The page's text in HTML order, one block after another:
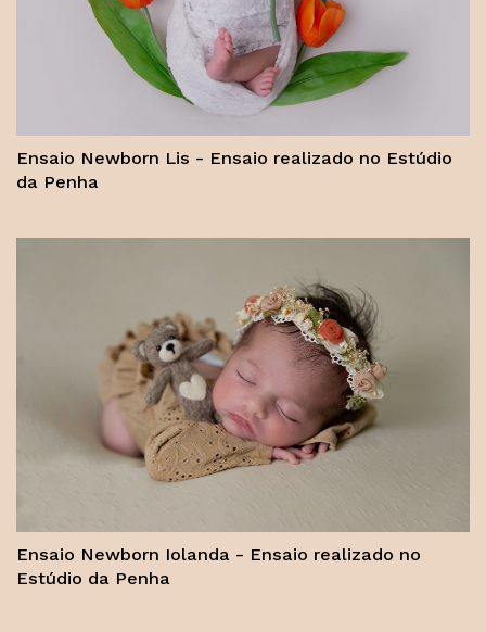
Ensaio Newborn Lis - Ensaio realizado no Estúdio
da Penha
Ensaio Newborn Iolanda - Ensaio realizado no
Estúdio da Penha